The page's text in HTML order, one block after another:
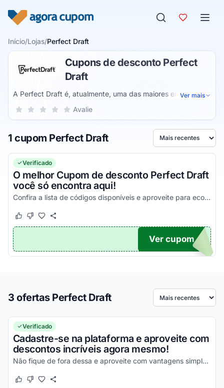
Início/Lojas/Perfect Draft
Cupons de desconto Perfect
Draft
A Perfect Draft é, atualmente, uma das maiores empresas
no ramo cervejeiras, uma marca de alta qualidade que cria e
encontrar produtos incríveis de alta qualidade capazes de
tornar suas festas ainda melhores a partir de um Chopp
servido com excelência e tecnologia.
Ver mais
Sua nota para Perfect Draft, de 1 a 5 estrelas
5 estrelas
4 estrelas
3 estrelas
2 estrelas
1 estrela Avalie
1 cupom Perfect Draft Ordenar por
Verificado
O melhor Cupom de desconto Perfect Draft
você só encontra aqui!
Confira a lista de códigos disponíveis e aproveite para economizar ainda hoje em todas as suas compras!
Este cupom funcionou
Este cupom não funcionou
TICO
Ver cupom
3 ofertas Perfect Draft Ordenar por
Verificado
Cadastre-se na plataforma e aproveite com
descontos incríveis agora mesmo!
Não fique de fora dessa e aproveite com vantagens simplesmente incríveis!
Este cupom funcionou
Este cupom não funcionou